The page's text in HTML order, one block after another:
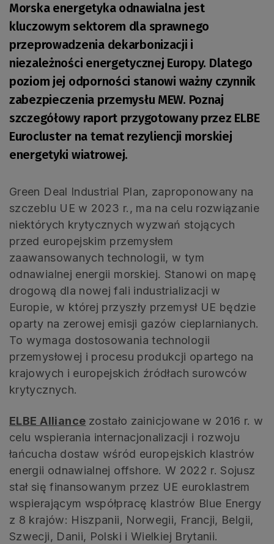
Morska energetyka odnawialna jest
kluczowym sektorem dla sprawnego
przeprowadzenia dekarbonizacji i
niezależności energetycznej Europy. Dlatego
poziom jej odporności stanowi ważny czynnik
zabezpieczenia przemysłu MEW. Poznaj
szczegółowy raport przygotowany przez ELBE
Eurocluster na temat rezyliencji morskiej
energetyki wiatrowej.
Green Deal Industrial Plan, zaproponowany na
szczeblu UE w 2023 r., ma na celu rozwiązanie
niektórych krytycznych wyzwań stojących
przed europejskim przemysłem
zaawansowanych technologii, w tym
odnawialnej energii morskiej. Stanowi on mapę
drogową dla nowej fali industrializacji w
Europie, w której przyszły przemysł UE będzie
oparty na zerowej emisji gazów cieplarnianych.
To wymaga dostosowania technologii
przemysłowej i procesu produkcji opartego na
krajowych i europejskich źródłach surowców
krytycznych.
ELBE Alliance zostało zainicjowane w 2016 r. w
celu wspierania internacjonalizacji i rozwoju
łańcucha dostaw wśród europejskich klastrów
energii odnawialnej offshore. W 2022 r. Sojusz
stał się finansowanym przez UE euroklastrem
wspierającym współpracę klastrów Blue Energy
z 8 krajów: Hiszpanii, Norwegii, Francji, Belgii,
Szwecji, Danii, Polski i Wielkiej Brytanii.